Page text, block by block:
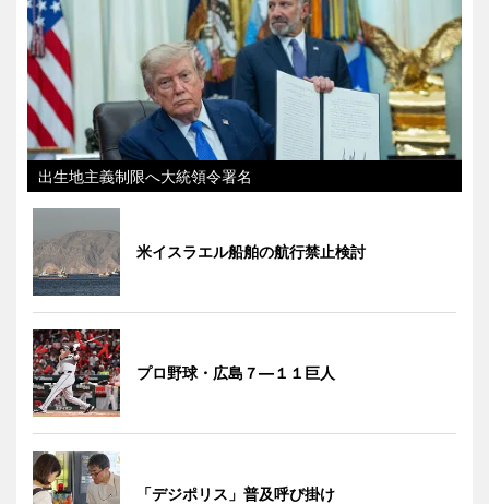
出生地主義制限へ大統領令署名
米イスラエル船舶の航行禁止検討
プロ野球・広島７―１１巨人
「デジポリス」普及呼び掛け